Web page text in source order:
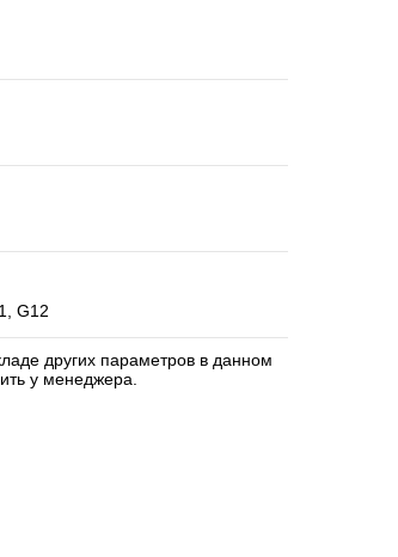
G12
других параметров в данном
у менеджера.